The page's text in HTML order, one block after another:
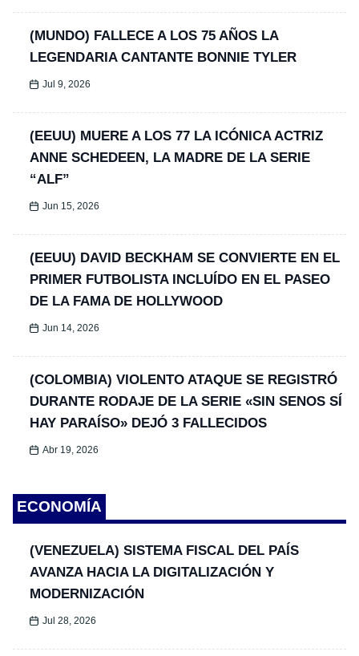
(MUNDO) FALLECE A LOS 75 AÑOS LA
LEGENDARIA CANTANTE BONNIE TYLER
Jul 9, 2026
(EEUU) MUERE A LOS 77 LA ICÓNICA ACTRIZ
ANNE SCHEDEEN, LA MADRE DE LA SERIE
“ALF”
Jun 15, 2026
(EEUU) DAVID BECKHAM SE CONVIERTE EN EL
PRIMER FUTBOLISTA INCLUÍDO EN EL PASEO
DE LA FAMA DE HOLLYWOOD
Jun 14, 2026
(COLOMBIA) VIOLENTO ATAQUE SE REGISTRÓ
DURANTE RODAJE DE LA SERIE «SIN SENOS SÍ
HAY PARAÍSO» DEJÓ 3 FALLECIDOS
Abr 19, 2026
ECONOMÍA
(VENEZUELA) SISTEMA FISCAL DEL PAÍS
AVANZA HACIA LA DIGITALIZACIÓN Y
MODERNIZACIÓN
Jul 28, 2026